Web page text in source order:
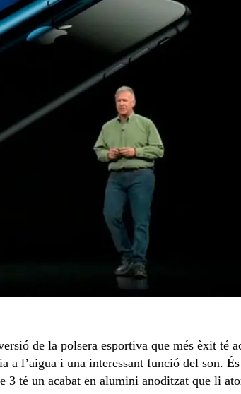
de la polsera esportiva que més èxit té
a l’aigua i una interessant funció del son.
3 té un acabat en alumini anoditzat que li